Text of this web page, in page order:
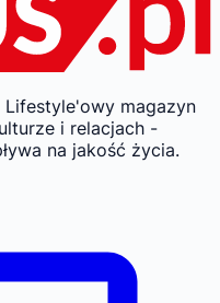
Lifestyle'owy magazyn
i relacjach -
na jakość życia.